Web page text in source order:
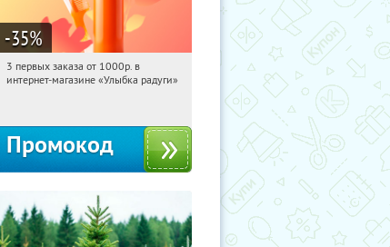
-35%
10:38:53 Получили:
3 первых заказа от 1000р. в
интернет-магазине «Улыбка радуги»
Промокод